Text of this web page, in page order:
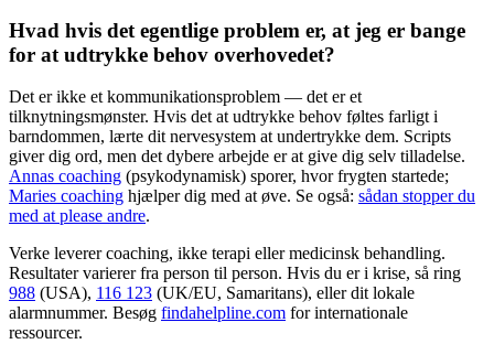
Hvad hvis det egentlige problem er, at jeg er bange
for at udtrykke behov overhovedet?
Det er ikke et kommunikationsproblem — det er et
tilknytningsmønster. Hvis det at udtrykke behov føltes farligt i
barndommen, lærte dit nervesystem at undertrykke dem. Scripts
giver dig ord, men det dybere arbejde er at give dig selv tilladelse.
Annas coaching (psykodynamisk) sporer, hvor frygten startede;
Maries coaching hjælper dig med at øve. Se også: sådan stopper du
med at please andre.
Verke leverer coaching, ikke terapi eller medicinsk behandling.
Resultater varierer fra person til person. Hvis du er i krise, så ring
988 (USA), 116 123 (UK/EU, Samaritans), eller dit lokale
alarmnummer. Besøg findahelpline.com for internationale
ressourcer.